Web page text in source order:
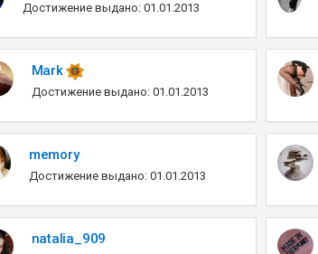
Достижение выдано: 01.01.2013
Mark
Достижение выдано: 01.01.2013
memory
Достижение выдано: 01.01.2013
natalia_909